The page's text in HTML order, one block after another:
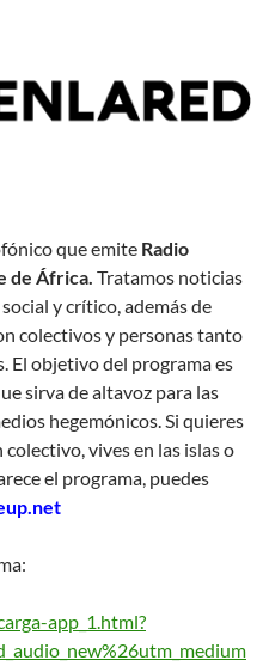
que emite Radio
de África. Tratamos noticias
y crítico, además de
colectivos y personas tanto
El objetivo del programa es
sirva de altavoz para las
hegemónicos. Si quieres
vives en las islas o
el programa, puedes
app_1.html?